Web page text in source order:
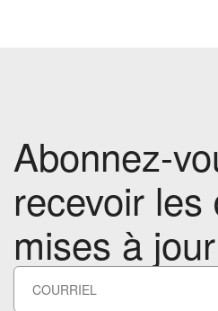
Abonnez-
recevoir
mises à jour